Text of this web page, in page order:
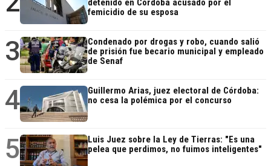
detenido en Córdoba acusado por el
femicidio de su esposa
3
Condenado por drogas y robo, cuando salió
de prisión fue becario municipal y empleado
de Senaf
4
Guillermo Arias, juez electoral de Córdoba:
no cesa la polémica por el concurso
5
Luis Juez sobre la Ley de Tierras: "Es una
pelea que perdimos, no fuimos inteligentes"